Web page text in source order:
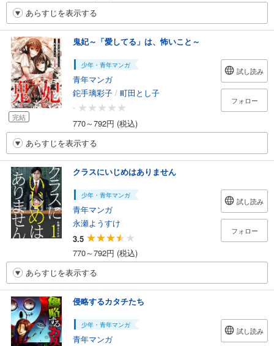
あらすじを表示する
完結
鬼妃～「愛してる」は、怖いこと～
少年・青年マンガ
青年マンガ
鉈手璃彩子 / 町田とし子
-
770～792円 (税込)
試し読み
フォロー
あらすじを表示する
クラスにいじめはありません
少年・青年マンガ
青年マンガ
永瀬ようすけ
3.5
770～792円 (税込)
試し読み
フォロー
あらすじを表示する
侵略するカタチたち
少年・青年マンガ
青年マンガ
試し読み